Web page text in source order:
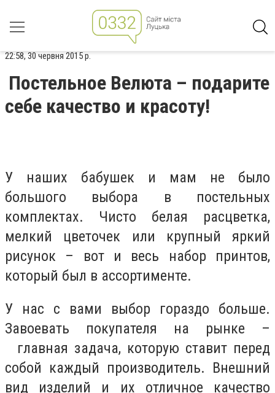
22:58, 30 червня 2015 р.
Постельное Велюта – подарите
себе качество и красоту!
У наших бабушек и мам не было
большого выбора в постельных
комплектах. Чисто белая расцветка,
мелкий цветочек или крупный яркий
рисунок – вот и весь набор принтов,
который был в ассортименте.
У нас с вами выбор гораздо больше.
Завоевать покупателя на рынке –
главная задача, которую ставит перед
собой каждый производитель. Внешний
вид изделий и их отличное качество